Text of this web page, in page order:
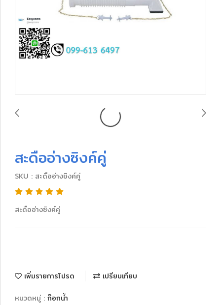
สะดืออ่างซิงค์คู่
SKU : สะดืออ่างซิงค์คู่
สะดืออ่างซิงค์คู่
เพิ่มรายการโปรด เปรียบเทียบ
หมวดหมู่ : ก๊อกน้ำ